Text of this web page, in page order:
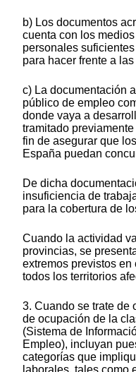
b) Los documentos
cuenta con los
personales
para hacer frente a
c) La documentación
público de empleo
donde vaya a
tramitado
fin de asegurar que
España puedan
De dicha
insuficiencia de
para la cobertura de
Cuando la actividad
provincias, se
extremos previstos
todos los territorios
3. Cuando se trate de
de ocupación de la
(Sistema de
Empleo), incluyan
categorías que
laborales, tales como